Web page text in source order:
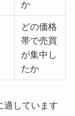
か
どの価格
帯で売買
が集中し
たか
適しています